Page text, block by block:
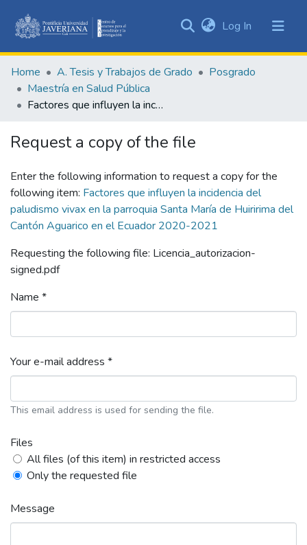
&
Collections
All of DSpace
Statistics
Log In (current)
Home A. Tesis y Trabajos de Grado
Posgrado
Maestría en Salud Pública
Factores que influyen la incidencia del paludismo vivax en la parroquia Santa María de Huiririma del Cantón Aguarico en el Ecuador 2020-2021
Request a copy of the file
Enter the following information to request a copy for the
following item: Factores que influyen la incidencia del
paludismo vivax en la parroquia Santa María de Huiririma del
Cantón Aguarico en el Ecuador 2020-2021
Requesting the following file: Licencia_autorizacion-
signed.pdf
Name *
Your e-mail address *
This email address is used for sending the file.
Files
All files (of this item) in restricted access
Only the requested file
Message